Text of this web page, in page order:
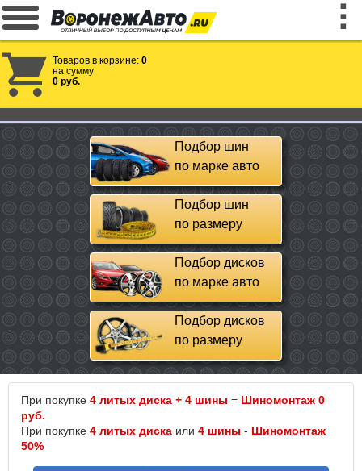
Товаров в корзине: 0
на сумму
0 руб.
Подбор шин
по марке авто
Подбор шин
по размеру
Подбор дисков
по марке авто
Подбор дисков
по размеру
При покупке 4 литых диска + 4 шины = Шиномонтаж 0
руб.
При покупке 4 литых диска или 4 шины - Шиномонтаж
50%